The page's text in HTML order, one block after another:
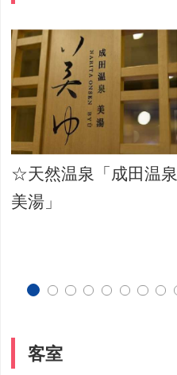
☆天然温泉「成田温泉
美湯」
客室